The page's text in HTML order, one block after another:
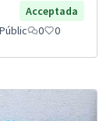
Acceptada
0 0